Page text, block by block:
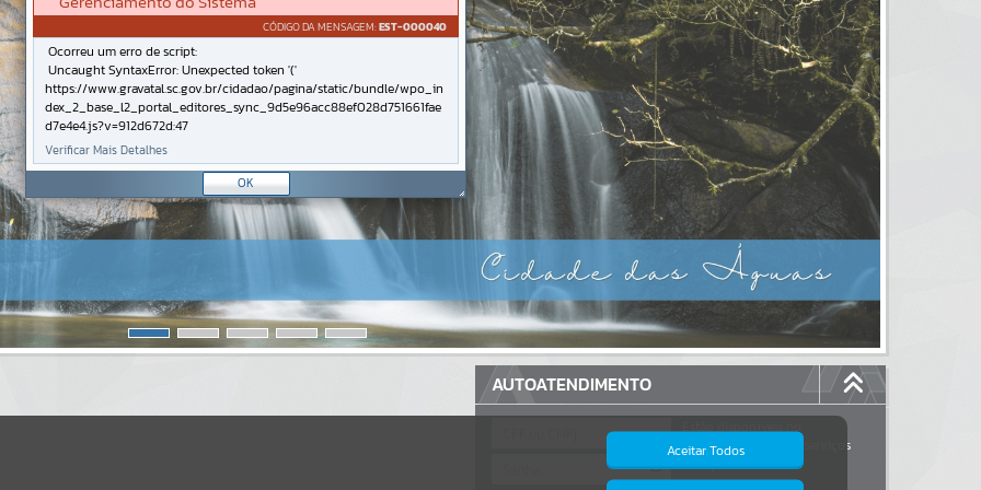
AUTOATENDIMENTO
Estão disponíveis no
autoatendimento
serviços
dos quais...
Aceitar Todos
CÓDIGO DA MENSAGEM:EST-000040
Ocorreu um erro de script:
Uncaught SyntaxError: Unexpected token '('
https://www.gravatal.sc.gov.br/cidadao/pagina/static/bundle/wpo_in
dex_2_base_l2_portal_editores_sync_9d5e96acc88ef028d751661fae
d7e4e4.js?v=912d672d:47
Verificar Mais Detalhes
OK